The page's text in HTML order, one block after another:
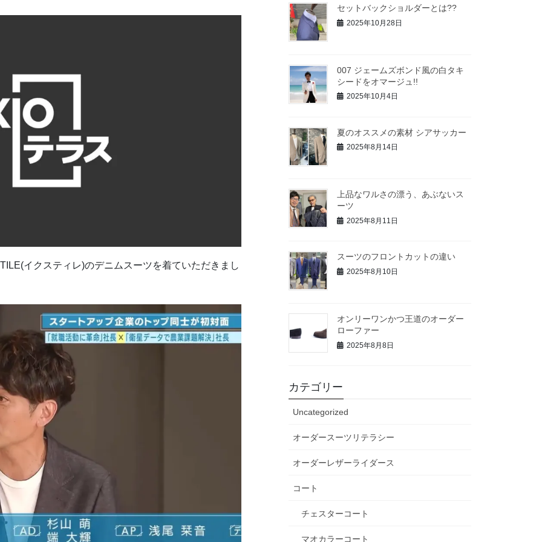
イクスティレ)のデニムスーツを着ていただきまし
セットバックショルダーとは??
2025年10月28日
007 ジェームズボンド風の白タキ
シードをオマージュ!!
2025年10月4日
夏のオススメの素材 シアサッカー
2025年8月14日
上品なワルさの漂う、あぶないス
ーツ
2025年8月11日
スーツのフロントカットの違い
2025年8月10日
オンリーワンかつ王道のオーダー
ローファー
2025年8月8日
カテゴリー
Uncategorized
オーダースーツリテラシー
オーダーレザーライダース
コート
チェスターコート
マオカラーコート